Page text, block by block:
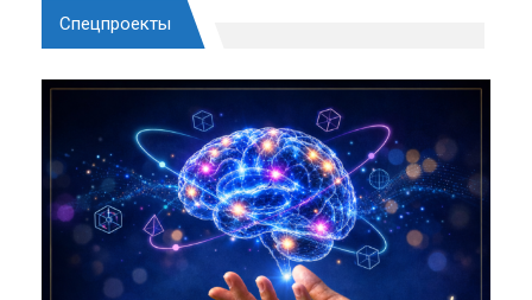
Спецпроекты